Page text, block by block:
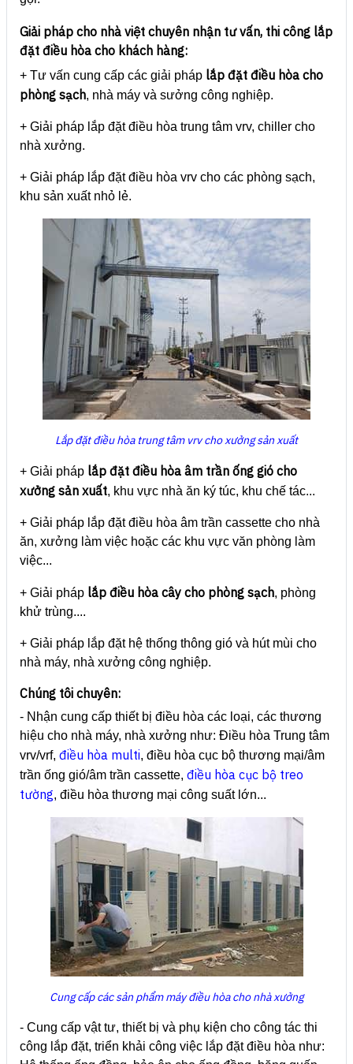
Giải pháp cho nhà việt chuyên nhận tư vấn, thi công lắp
đặt điều hòa cho khách hàng:
+ Tư vấn cung cấp các giải pháp lắp đặt điều hòa cho
phòng sạch, nhà máy và sưởng công nghiệp.
+ Giải pháp lắp đặt điều hòa trung tâm vrv, chiller cho
nhà xưởng.
+ Giải pháp lắp đặt điều hòa vrv cho các phòng sạch,
khu sản xuất nhỏ lẻ.
Lắp đặt điều hòa trung tâm vrv cho xưởng sản xuất
+ Giải pháp lắp đặt điều hòa âm trần ống gió cho
xưởng sản xuất, khu vực nhà ăn ký túc, khu chế tác...
+ Giải pháp lắp đặt điều hòa âm trần cassette cho nhà
ăn, xưởng làm việc hoặc các khu vực văn phòng làm
việc...
+ Giải pháp lắp điều hòa cây cho phòng sạch, phòng
khử trùng....
+ Giải pháp lắp đặt hệ thống thông gió và hút mùi cho
nhà máy, nhà xưởng công nghiệp.
Chúng tôi chuyên:
- Nhận cung cấp thiết bị điều hòa các loại, các thương
hiệu cho nhà máy, nhà xưởng như: Điều hòa Trung tâm
vrv/vrf, điều hòa multi, điều hòa cục bộ thương mại/âm
trần ống gió/âm trần cassette, điều hòa cục bộ treo
tường, điều hòa thương mại công suất lớn...
Cung cấp các sản phẩm máy điều hòa cho nhà xưởng
- Cung cấp vật tư, thiết bị và phụ kiện cho công tác thi
công lắp đặt, triển khải công việc lắp đặt điều hòa như: